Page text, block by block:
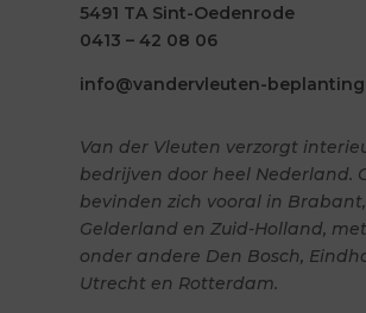
5491 TA Sint-Oedenrode
0413 – 42 08 06
info@vandervleuten-
Van der Vleuten verzorgt
bedrijven door heel Nederland.
bevinden zich vooral in
Gelderland en Zuid-Holland,
onder andere Den Bosch,
Utrecht en Rotterdam.